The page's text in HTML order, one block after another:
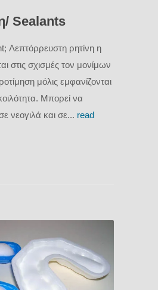
Sealants
Λεπτόρρευστη ρητίνη η
στις σχισμές τον μονίμων
μόλις εμφανίζονται
Μπορεί να
νεογιλά και σε... read